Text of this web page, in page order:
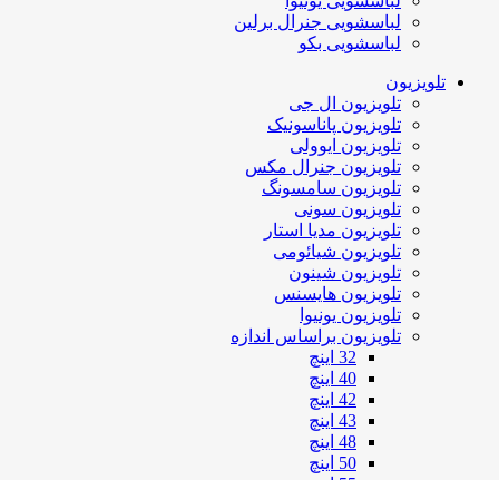
لباسشویی جنرال برلین
لباسشویی بکو
تلویزیون
تلویزیون ال جی
تلویزیون پاناسونیک
تلویزیون ایوولی
تلویزیون جنرال مکس
تلویزیون سامسونگ
تلویزیون سونی
تلویزیون مدیا استار
تلویزیون شیائومی
تلویزیون شینون
تلویزیون هایسنس
تلویزیون یونیوا
تلویزیون براساس اندازه
32 اینچ
40 اینچ
42 اینچ
43 اینچ
48 اینچ
50 اینچ